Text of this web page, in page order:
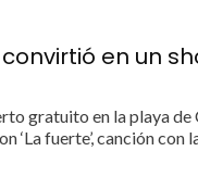
en un
gratuito en la playa de
fuerte’, canción